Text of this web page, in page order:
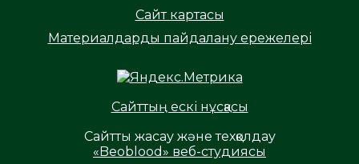
Сайт картасы
Материалдарды пайдалану ережелері
Сайттың ескі нұсқасы
Сайтты жасау және техқолдау
«Beoblood» веб-студиясы